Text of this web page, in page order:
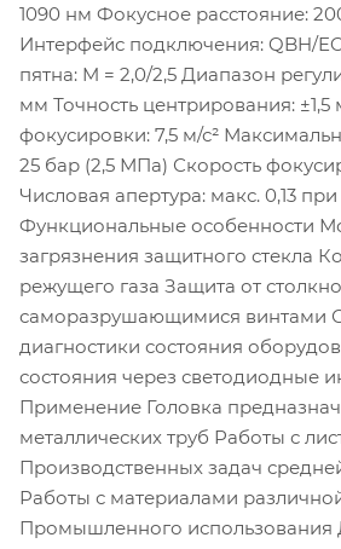
1090 нм Фокусное расстояние:
Интерфейс подключения: QBH/
пятна: M = 2,0/2,5 Диапазон
мм Точность центрирования:
фокусировки: 7,5 м/с²
25 бар (2,5 МПа) Скорость
Числовая апертура: макс. 0,13 при
Функциональные особенности
загрязнения защитного стекла
режущего газа Защита от
саморазрушающимися винтами
диагностики состояния
состояния через светодиодные
Применение Головка
металлических труб Работы с
Производственных задач
Работы с материалами
Промышленного использования